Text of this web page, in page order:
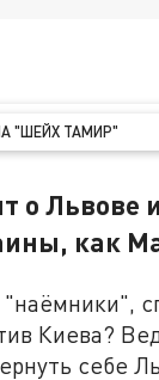
"ШЕЙХ ТАМИР"
о Львове
как
Киева?
себе